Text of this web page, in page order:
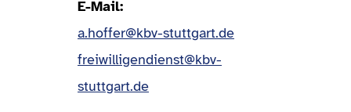
E-Mail
a.hoffer@kbv-stuttgart.de
freiwilligendienst@kbv-
stuttgart.de